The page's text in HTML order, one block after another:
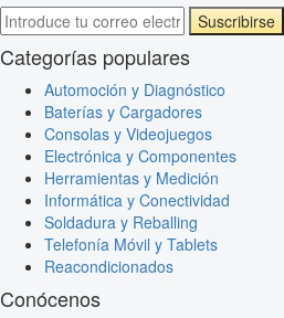
Suscribirse
Categorías populares
Automoción y Diagnóstico
Baterías y Cargadores
Consolas y Videojuegos
Electrónica y Componentes
Herramientas y Medición
Informática y Conectividad
Soldadura y Reballing
Telefonía Móvil y Tablets
Reacondicionados
Conócenos